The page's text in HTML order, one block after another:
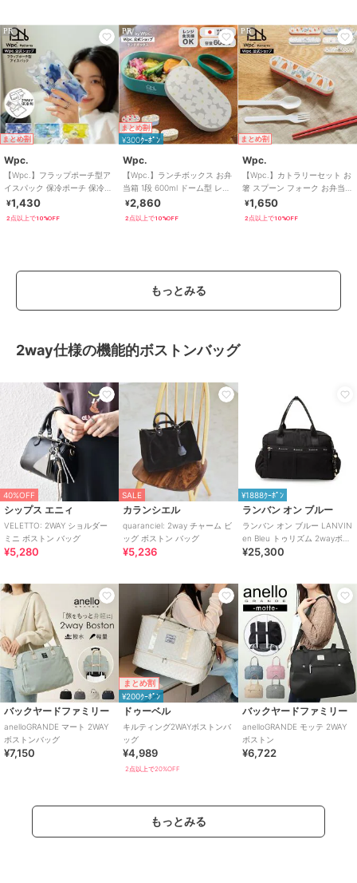
PR
まとめ割
Wpc.
【Wpc.】フラップポーチ型ア
イスパック 保冷ポーチ 保冷剤
大判
¥1,430
2点以上で10%OFF
PR
まとめ割
¥300ｸｰﾎﾟﾝ
Wpc.
【Wpc.】ランチボックス お弁
当箱 1段 600ml ドーム型 レン
ジ対応 食洗器対応 日本製
¥2,860
2点以上で10%OFF
PR
まとめ割
Wpc.
【Wpc.】カトラリーセット お
箸 スプーン フォーク お弁当
レディース かわいい おしゃれ
¥1,650
2点以上で10%OFF
もっとみる
2way仕様の機能的ボストンバッグ
40%OFF
シップス エニィ
VELETTO: 2WAY ショルダー
ミニ ボストン バッグ
¥5,280
SALE
カランシエル
quaranciel: 2way チャーム ビ
ッグ ボストン バッグ
¥5,236
¥1888ｸｰﾎﾟﾝ
ランバン オン ブルー
ランバン オン ブルー LANVIN
en Bleu トゥリズム 2wayボス
トンバッグ
¥25,300
バックヤードファミリー
anelloGRANDE マート 2WAY
ボストンバッグ
¥7,150
まとめ割
¥200ｸｰﾎﾟﾝ
ドゥーベル
キルティング2WAYボストンバ
ッグ
¥4,989
2点以上で20%OFF
バックヤードファミリー
anelloGRANDE モッテ 2WAY
ボストン
¥6,722
もっとみる